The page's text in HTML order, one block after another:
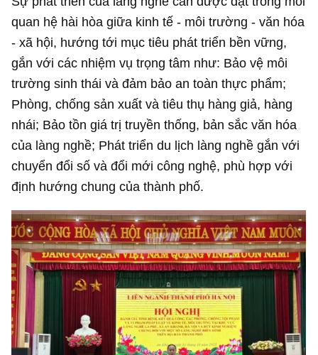
quan hệ hài hòa giữa kinh tế - môi trường - văn hóa
- xã hội, hướng tới mục tiêu phát triển bền vững,
gắn với các nhiệm vụ trọng tâm như: Bảo vệ môi
trường sinh thái và đảm bảo an toàn thực phẩm;
Phòng, chống sản xuất và tiêu thụ hàng giả, hàng
nhái; Bảo tồn giá trị truyền thống, bản sắc văn hóa
của làng nghề; Phát triển du lịch làng nghề gắn với
chuyển đổi số và đổi mới công nghệ, phù hợp với
định hướng chung của thành phố.